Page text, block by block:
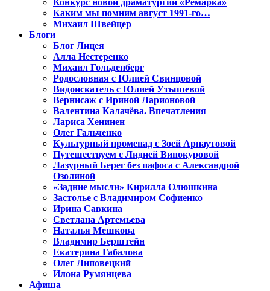
Конкурс новой драматургии «Ремарка»
Каким мы помним август 1991-го…
Михаил Швейцер
Блоги
Блог Лицея
Алла Нестеренко
Михаил Гольденберг
Родословная с Юлией Свинцовой
Видоискатель с Юлией Утышевой
Вернисаж с Ириной Ларионовой
Валентина Калачёва. Впечатления
Лариса Хенинен
Олег Гальченко
Культурный променад с Зоей Арнаутовой
Путешествуем с Лидией Винокуровой
Лазурный Берег без пафоса с Александрой
Озолиной
«Задние мысли» Кирилла Олюшкина
Застолье с Владимиром Софиенко
Ирина Савкина
Светлана Артемьева
Наталья Мешкова
Владимир Берштейн
Екатерина Габалова
Олег Липовецкий
Илона Румянцева
Афиша